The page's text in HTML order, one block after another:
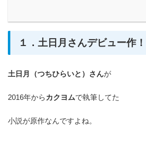
１．土日月さんデビュー作！
土日月（つちひらいと）さんが
2016年から カクヨムで執筆してた
小説が原作なんですよね。